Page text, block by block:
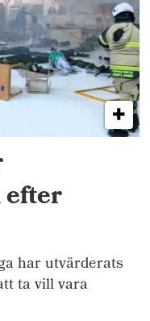
har utvärderats
ta vill vara